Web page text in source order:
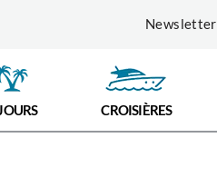
Newsletter
CROISIÈRES